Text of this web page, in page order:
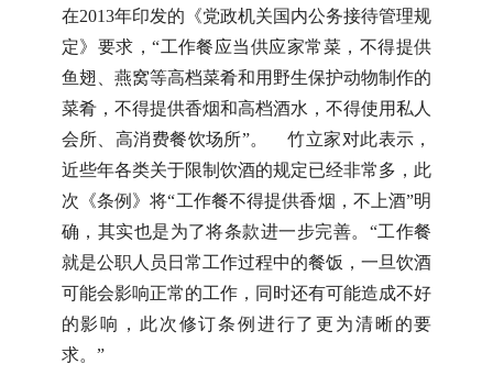
在2013年印发的《党政机关国内公务接待管理规
定》要求，“工作餐应当供应家常菜，不得提供
鱼翅、燕窝等高档菜肴和用野生保护动物制作的
菜肴，不得提供香烟和高档酒水，不得使用私人
会所、高消费餐饮场所”。 竹立家对此表示，
近些年各类关于限制饮酒的规定已经非常多，此
次《条例》将“工作餐不得提供香烟，不上酒”明
确，其实也是为了将条款进一步完善。“工作餐
就是公职人员日常工作过程中的餐饭，一旦饮酒
可能会影响正常的工作，同时还有可能造成不好
的影响，此次修订条例进行了更为清晰的要
求。”